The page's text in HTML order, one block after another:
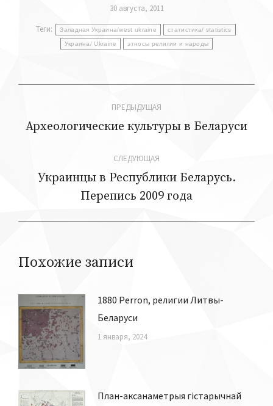
30 августа, 2011
Теги:
Западная Украина/west ukraine статистика/ statistics
Украина/ Ukraine этносы религии и народы
по
ПРЕДЫДУЩАЯ
Предыдущая
Археологические культуры в Беларуси
СЛЕДУЮЩАЯ
Следующая
Украинцы в Республики Беларусь.
Перепись 2009 года
Похожие записи
1880 Perron, религии Литвы-
Беларуси
1 января, 2024
План-аксанаметрыя гістарычнай